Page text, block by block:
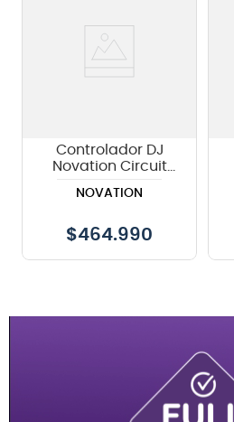
Controlador DJ
Novation Circuit
NOVATION
$464.990